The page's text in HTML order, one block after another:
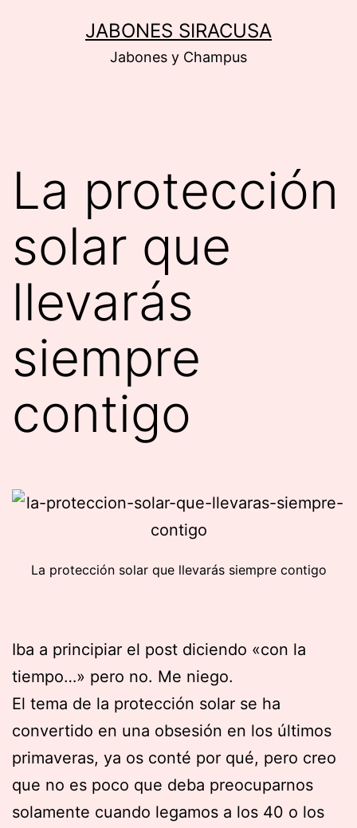
JABONES SIRACUSA
Jabones y Champus
La protección
solar que
llevarás
siempre
contigo
La protección solar que llevarás siempre contigo
Iba a principiar el post diciendo «con la
tiempo…» pero no. Me niego.
El tema de la protección solar se ha
convertido en una obsesión en los últimos
primaveras, ya os conté por qué, pero creo
que no es poco que deba preocuparnos
solamente cuando legamos a los 40 o los